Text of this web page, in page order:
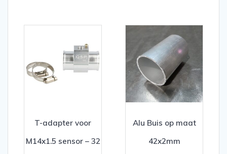
T-adapter voor
M14x1.5 sensor – 32
Alu Buis op maat
42x2mm